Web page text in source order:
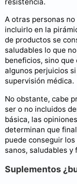
A otras personas
incluirlo en la
de productos se
saludables lo que
beneficios, sino
algunos perjuicios
supervisión médica.
No obstante, cabe
ser o no incluidos
básica, las
determinan que
puede conseguir
sanos, saludables y
Suplementos